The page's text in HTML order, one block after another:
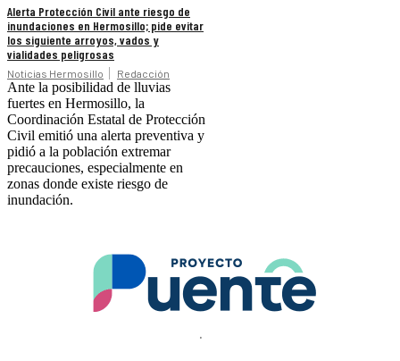
Alerta Protección Civil ante riesgo de
inundaciones en Hermosillo; pide evitar
los siguiente arroyos, vados y
vialidades peligrosas
Noticias Hermosillo Redacción
Ante la posibilidad de lluvias
fuertes en Hermosillo, la
Coordinación Estatal de Protección
Civil emitió una alerta preventiva y
pidió a la población extremar
precauciones, especialmente en
zonas donde existe riesgo de
inundación.
.